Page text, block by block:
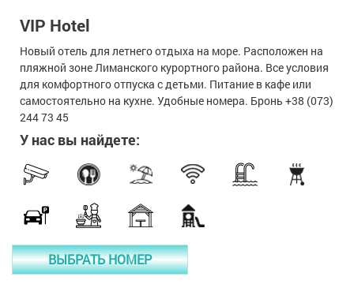
VIP Hotel
Новый отель для летнего отдыха на море. Расположен на
пляжной зоне Лиманского курортного района. Все условия
для комфортного отпуска с детьми. Питание в кафе или
самостоятельно на кухне. Удобные номера. Бронь +38 (073)
244 73 45
У нас вы найдете:
ВЫБРАТЬ НОМЕР